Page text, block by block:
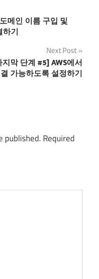
메인 이름 구입 및
하기
Next Post
막 단계 #5] AWS에서
결 가능하도록 설정하기
published. Required